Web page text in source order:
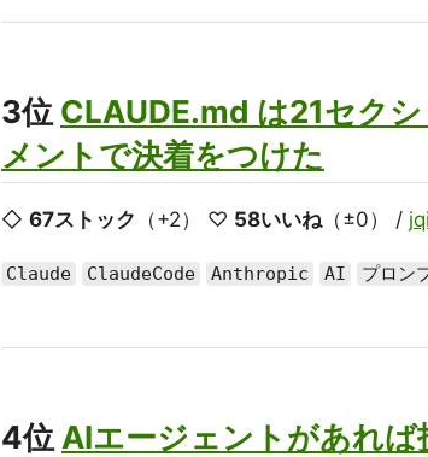
3位 CLAUDE.md は21セク
メントで決着をつけた
◇ 67ストック （+2） ♡ 58いいね（±0） /
Claude ClaudeCode Anthropic AI プロン
4位 AIエージェントがあれ